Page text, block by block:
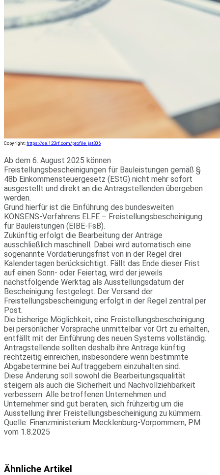
Copyright: https://de.123rf.com/profile_jat306
Ab dem 6. August 2025 können
Freistellungsbescheinigungen für Bauleistungen gemäß §
48b Einkommensteuergesetz (EStG) nicht mehr sofort
ausgestellt und direkt an die Antragstellenden übergeben
werden.
Grund hierfür ist die Einführung des bundesweiten
KONSENS-Verfahrens ELFE – Freistellungsbescheinigung
für Bauleistungen (EIBE-FsB).
Zukünftig erfolgt die Bearbeitung der Anträge
ausschließlich maschinell. Dabei wird automatisch eine
sogenannte Vordatierungsfrist von in der Regel drei
Kalendertagen berücksichtigt. Fällt das Ende dieser Frist
auf einen Sonn- oder Feiertag, wird der jeweils
nächstfolgende Werktag als Ausstellungsdatum der
Bescheinigung festgelegt. Der Versand der
Freistellungsbescheinigung erfolgt in der Regel zentral per
Post.
Die bisherige Möglichkeit, eine Freistellungsbescheinigung
bei persönlicher Vorsprache unmittelbar vor Ort zu erhalten,
entfällt mit der Einführung des neuen Systems vollständig.
Antragstellende sollten deshalb ihre Anträge künftig
rechtzeitig einreichen, insbesondere wenn bestimmte
Abgabetermine bei Auftraggebern einzuhalten sind.
Diese Änderung soll sowohl die Bearbeitungsqualität
steigern als auch die Sicherheit und Nachvollziehbarkeit
verbessern. Alle betroffenen Unternehmen und
Unternehmer sind gut beraten, sich frühzeitig um die
Ausstellung ihrer Freistellungsbescheinigung zu kümmern.
Quelle: Finanzministerium Mecklenburg-Vorpommern, PM
vom 1.8.2025
Ähnliche Artikel